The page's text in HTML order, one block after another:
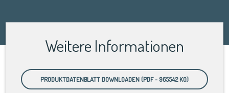
Weitere Informationen
PRODUKTDATENBLATT DOWNLOADEN (PDF - 965542 KO)